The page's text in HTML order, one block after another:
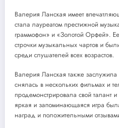
Валерия Ланская имеет
стала лауреатом престижной
граммофон» и «Золотой Орфей».
строчки музыкальных чартов и
среди слушателей всех возрастов.
Валерия Ланская также
снялась в нескольких фильмах и
продемонстрировала свой талант и
яркая и запоминающаяся игра
наград и положительными